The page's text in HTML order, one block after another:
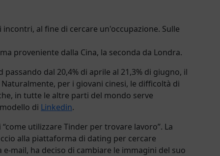
al fine di cercare un'occupazione. Sulle
proveniente dalla Cina, la seconda da Londra.
dal 20,4% di aprile al 21,3% di giugno, il
per i giovani cinesi, le difficoltà di
in tutte le altre parti del mondo serve
di Linkedin.
utilizzare Tinder per trovare lavoro”. La
alla piattaforma di dating per cercare
mail, ha deciso di cambiare le immagini del suo